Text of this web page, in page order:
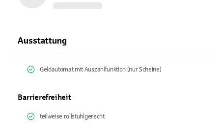
Ausstattung
Geldautomat mit Auszahlfunktion (nur Scheine)
Barrierefreiheit
teilweise rollstuhlgerecht